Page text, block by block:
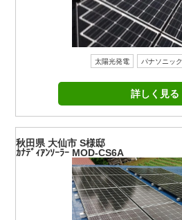
太陽光発電 パナソニック
詳しく見る
秋田県 大仙市 S様邸
ｶﾅﾃﾞｨｱﾝｿｰﾗｰ MOD-CS6A